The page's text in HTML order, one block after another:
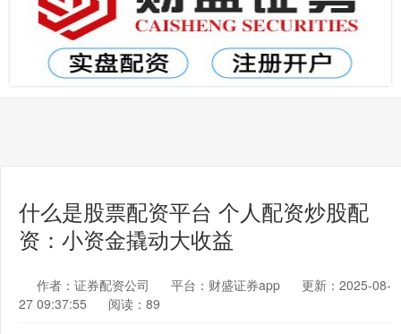
什么是股票配资平台 个人配资炒股配
资：小资金撬动大收益
作者：证券配资公司 平台：财盛证券app
更新：2025-08-
27 09:37:55
阅读：89